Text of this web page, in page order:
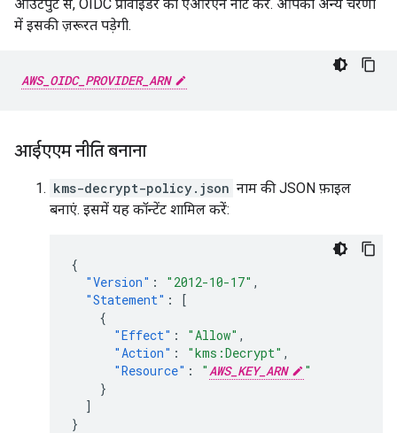
आउटपुट से, OIDC प्रोवाइडर का एआरएन नोट करें. आपको अन्य चरणों
में इसकी ज़रूरत पड़ेगी.
AWS_OIDC_PROVIDER_ARN
आईएएम नीति बनाना
kms-decrypt-policy.json नाम की JSON फ़ाइल
बनाएं. इसमें यह कॉन्टेंट शामिल करें:
{
"Version" : "2012-10-17" ,
"Statement" :
[
{
"Effect" : "Allow" ,
"Action" : "kms:Decrypt" ,
"Resource" : "AWS_KEY_ARN
"
}
]
}